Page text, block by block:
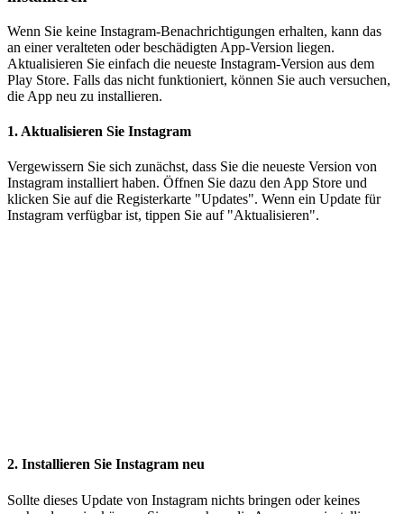
Wenn Sie keine Instagram-Benachrichtigungen erhalten, kann das
an einer veralteten oder beschädigten App-Version liegen.
Aktualisieren Sie einfach die neueste Instagram-Version aus dem
Play Store. Falls das nicht funktioniert, können Sie auch versuchen,
die App neu zu installieren.
1. Aktualisieren Sie Instagram
Vergewissern Sie sich zunächst, dass Sie die neueste Version von
Instagram installiert haben. Öffnen Sie dazu den App Store und
klicken Sie auf die Registerkarte "Updates". Wenn ein Update für
Instagram verfügbar ist, tippen Sie auf "Aktualisieren".
2. Installieren Sie Instagram neu
Sollte dieses Update von Instagram nichts bringen oder keines